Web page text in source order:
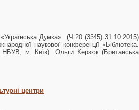
Думка» (Ч.20 (3345) 31.10.2015)
наукової конференції «Бібліотека.
НБУВ, м. Київ) Ольги Керзюк (Британська
центри